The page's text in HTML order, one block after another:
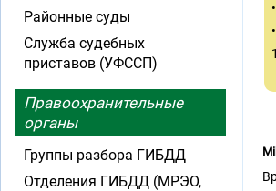
Районные суды
Служба судебных
приставов (УФССП)
Правоохранительные
органы
Группы разбора ГИБДД
Отделения ГИБДД (МРЭО,